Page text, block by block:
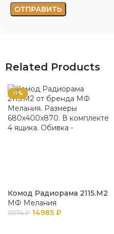
Related Products
-5%
Комод Радиорама 2115.М2
МФ Мелания
15774₽ 14985 ₽